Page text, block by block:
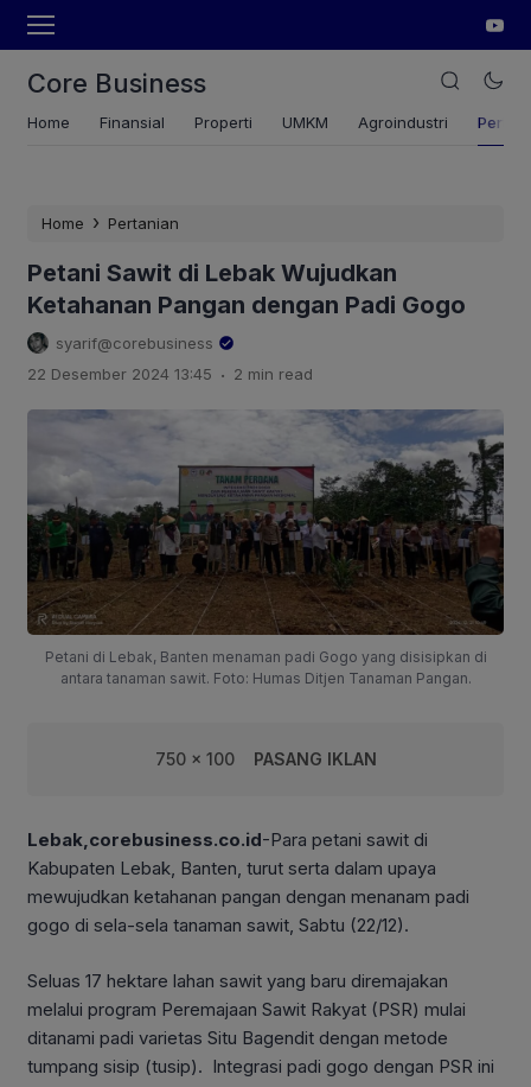
Core Business
Home Finansial Properti UMKM Agroindustri
Home › Pertanian
Petani Sawit di Lebak Wujudkan
Ketahanan Pangan dengan Padi Gogo
syarif@corebusiness
22 Desember 2024 13:45 . 2 min read
Petani di Lebak, Banten menaman padi Gogo yang disisipkan di
antara tanaman sawit. Foto: Humas Ditjen Tanaman Pangan.
750 x 100 PASANG IKLAN
Lebak,corebusiness.co.id-Para petani sawit di
Kabupaten Lebak, Banten, turut serta dalam upaya
mewujudkan ketahanan pangan dengan menanam padi
gogo di sela-sela tanaman sawit, Sabtu (22/12).
Seluas 17 hektare lahan sawit yang baru diremajakan
melalui program Peremajaan Sawit Rakyat (PSR) mulai
ditanami padi varietas Situ Bagendit dengan metode
tumpang sisip (tusip). Integrasi padi gogo dengan PSR ini